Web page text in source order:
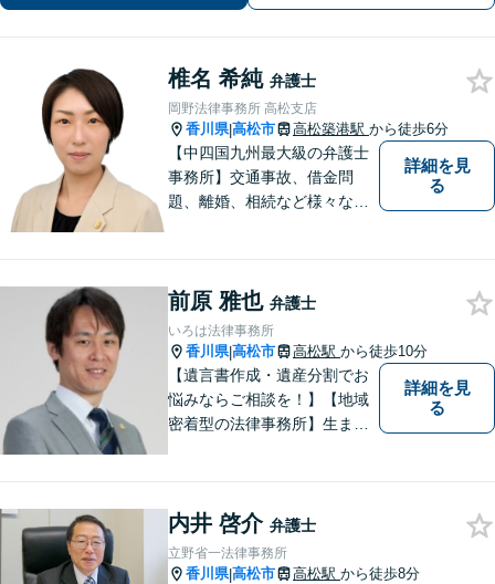
全個室】【高松駅10分】
椎名 希純 弁護士
岡野法律事務所 高松支店
香川県|高松市 高松築港駅 から徒歩6分
【中四国九州最大級の弁護士
事務所】交通事故、借金問
題、離婚、相続など様々な問
い！
詳細を見
る
前原 雅也 弁護士
いろは法律事務所
香川県|高松市 高松駅 から徒歩10分
【遺言書作成・遺産分割でお
悩みならご相談を！】【地域
密着型の法律事務所】生まれ
に取り組んでいます。相談・
依頼しやすい環境づくりを徹
底しています！【ZOOM面談
詳細を見
る
内井 啓介 弁護士
立野省一法律事務所
香川県|高松市 高松駅 から徒歩8分